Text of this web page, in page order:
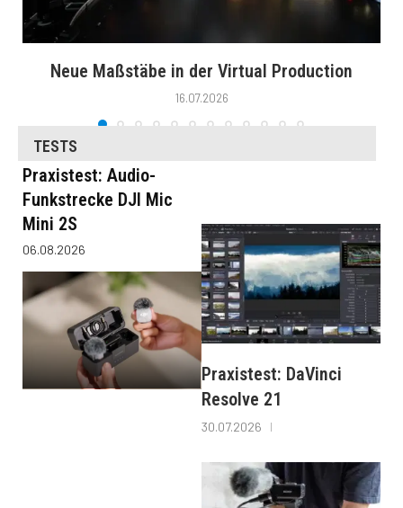
Neue Maßstäbe in der Virtual Production
16.07.2026
TESTS
Praxistest: Audio-
Funkstrecke DJI Mic
Mini 2S
06.08.2026
Praxistest: DaVinci
Resolve 21
30.07.2026